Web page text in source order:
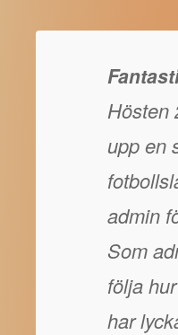
Hösten
upp en
admin
Som
följa
har